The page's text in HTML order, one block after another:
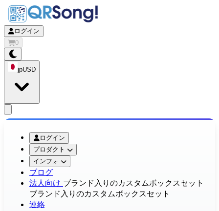
ログイン
0
jpUSD
ログイン
プロダクト
インフォ
ブログ
法人向け ブランド入りのカスタムボックスセット
ブランド入りのカスタムボックスセット
連絡